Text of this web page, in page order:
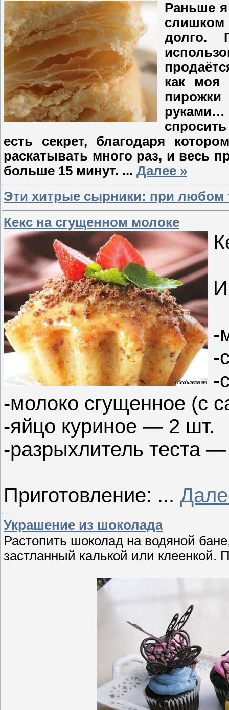
Раньше я
слишком
долго.
как моя
пирожки
руками…
есть секрет, благодаря
раскатывать много раз, и весь
больше 15 минут. ... Далее »
Эти хитрые сырники: при любом
Кекс на сгущенном молоке
-
-
-
-молоко сгущенное (с
-яйцо куриное — 2 шт.
-разрыхлитель теста
Приготовление: ...
Украшение из шоколада
Растопить шоколад на водяной
застланный калькой или клеенкой.